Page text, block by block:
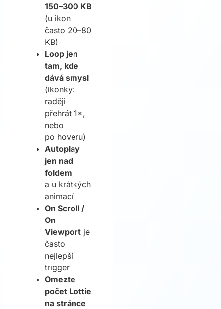
150–300 KB
(u ikon
často 20–80
KB)
Loop jen
tam, kde
dává smysl
(ikonky:
raději
přehrát 1×,
nebo
po hoveru)
Autoplay
jen nad
foldem
a u krátkých
animací
On Scroll /
On
Viewport je
často
nejlepší
trigger
Omezte
počet Lottie
na stránce